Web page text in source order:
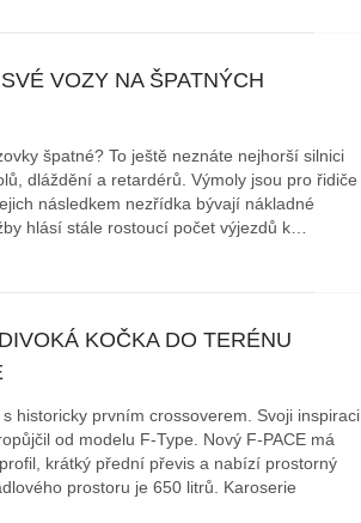
VOZY NA ŠPATNÝCH
špatné? To ještě neznáte nejhorší silnici
dláždění a retardérů. Výmoly jsou pro řidiče
následkem nezřídka bývají nákladné
hlásí stále rostoucí počet výjezdů k…
KOČKA DO TERÉNU
historicky prvním crossoverem. Svoji inspiraci
od modelu F-Type. Nový F-PACE má
krátký přední převis a nabízí prostorný
prostoru je 650 litrů. Karoserie